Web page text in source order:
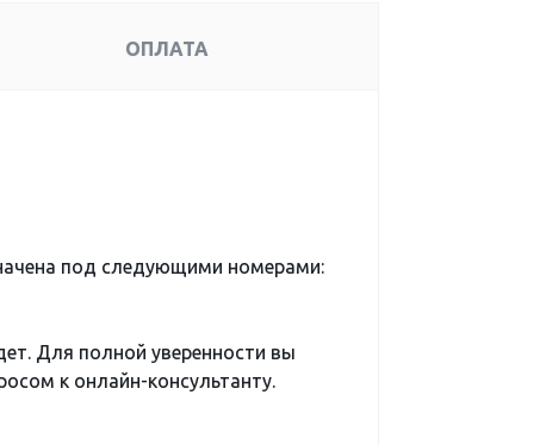
ОПЛАТА
под следующими номерами:
Для полной уверенности вы
к онлайн-консультанту.